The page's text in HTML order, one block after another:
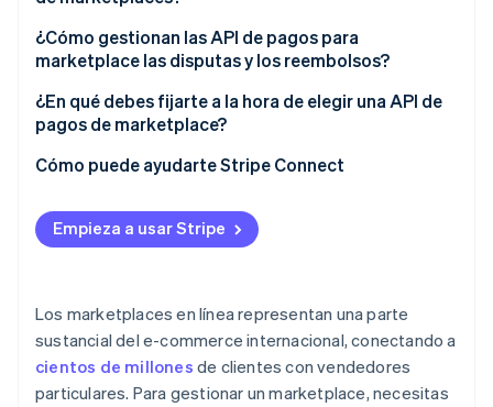
Ver ahora
Conoce a tu cliente (KYC) y verificación del
vendedor
Declaración fiscal
¿Cómo gestionan las API de pagos para
marketplace las disputas y los reembolsos?
¿En qué debes fijarte a la hora de elegir una API de
pagos de marketplace?
Cómo puede ayudarte Stripe Connect
Empieza a usar Stripe
Los marketplaces en línea representan una parte
sustancial del e-commerce internacional, conectando a
cientos de millones de clientes con vendedores
particulares. Para gestionar un marketplace, necesitas